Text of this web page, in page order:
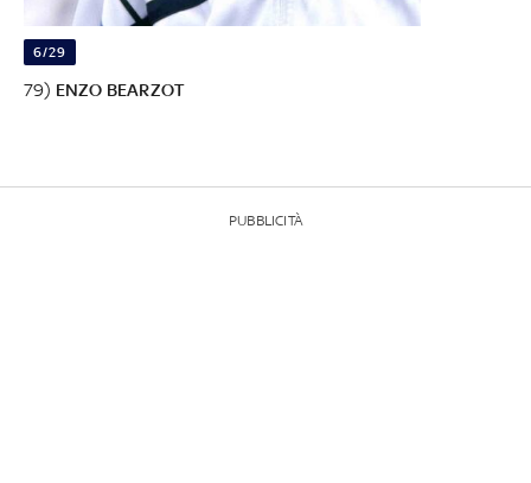
6/29
79) ENZO BEARZOT
PUBBLICITÀ